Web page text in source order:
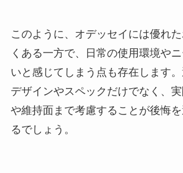
このように、オデッセイには優れ
くある一方で、日常の使用環境や
いと感じてしまう点も存在します。
デザインやスペックだけでなく、
や維持面まで考慮することが後悔
るでしょう。